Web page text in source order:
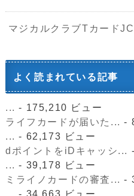
マジカルクラブTカード
よく読まれている記事
... - 175,210 ビュー
ライフカードが届いた... -
... - 62,173 ビュー
dポイントをiDキャッシ...
... - 39,178 ビュー
ミライノカードの審査... -
- 34,663 ビュー